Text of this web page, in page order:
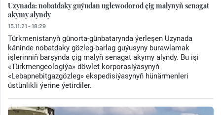
Uzynada: nobatdaky guýudan uglewodorod çig malynyň senagat
akymy alyndy
15.11.21 - 18:29
Türkmenistanyň günorta-günbatarynda ýerleşen Uzynada
käninde nobatdaky gözleg-barlag guýusyny burawlamak
işlerinniň barşynda çig malyň senagat akymy alyndy. Bu işi
«Türkmengeologiýa» döwlet korporasiýasynyň
«Lebapnebitgazgözleg» ekspedisiýasynyň hünärmenleri
üstünlikli ýerine ýetirdiler.